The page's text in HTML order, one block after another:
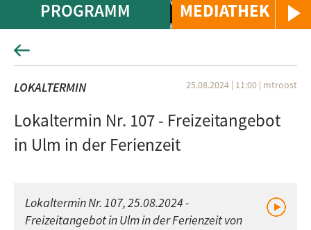
MEDIATHEK
PROGRAMM
LOKALTERMIN 25.08.2024 | 11:00 | mtroost
Lokaltermin Nr. 107 - Freizeitangebot
in Ulm in der Ferienzeit
Lokaltermin Nr. 107, 25.08.2024 -
Freizeitangebot in Ulm in der Ferienzeit von